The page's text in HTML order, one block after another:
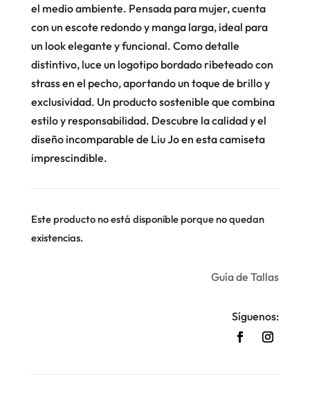
el medio ambiente. Pensada para mujer, cuenta
con un escote redondo y manga larga, ideal para
un look elegante y funcional. Como detalle
distintivo, luce un logotipo bordado ribeteado con
strass en el pecho, aportando un toque de brillo y
exclusividad. Un producto sostenible que combina
estilo y responsabilidad. Descubre la calidad y el
diseño incomparable de Liu Jo en esta camiseta
imprescindible.
Este producto no está disponible porque no quedan
existencias.
Guía de Tallas
Síguenos: